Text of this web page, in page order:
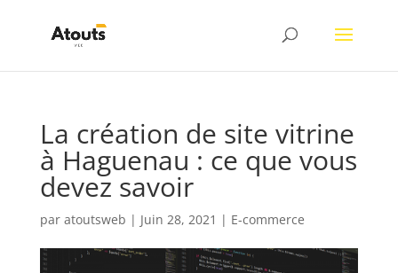
La création de site vitrine
à Haguenau : ce que vous
devez savoir
par atoutsweb | Juin 28, 2021 | E-commerce